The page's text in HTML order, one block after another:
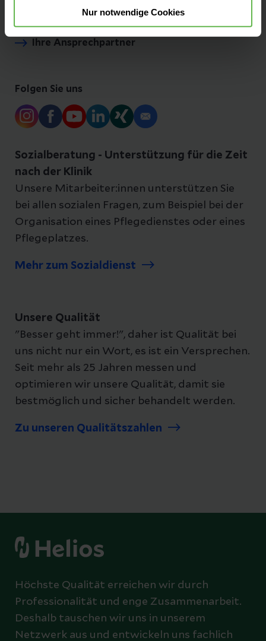
Nur notwendige Cookies
Ihre Ansprechpartner
Folgen Sie uns
Sozialberatung - Unterstützung für die Zeit
nach der Klinik
Unsere Mitarbeiter:innen unterstützen Sie
bei allen sozialen Fragen, zum Beispiel bei der
Organisation eines Pflegedienstes oder eines
Pflegeplatzes.
Mehr zum Sozialdienst
Unsere Qualität
"Besser geht immer!", daher ist Qualität bei
uns nicht nur ein Wort, es ist ein Versprechen.
Seit mehr als 25 Jahren messen und
optimieren wir unsere Qualität, damit sie
bestmöglich und sicher behandelt werden.
Zu unseren Qualitätszahlen
Höchste Qualität erreichen wir durch
Professionalität und enge Zusammenarbeit.
Deshalb tauschen wir uns in unserem
Netzwerk aus und entwickeln uns fachlich